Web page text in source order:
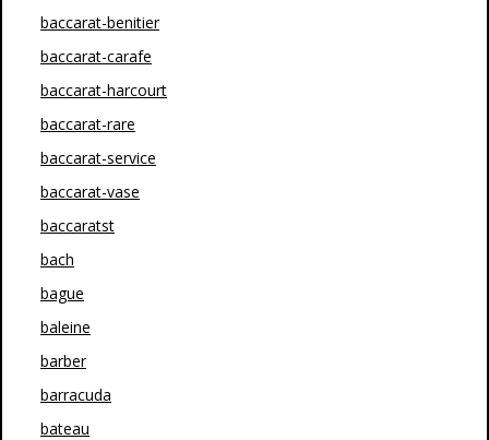
baccarat-benitier
baccarat-carafe
baccarat-harcourt
baccarat-rare
baccarat-service
baccarat-vase
baccaratst
bach
bague
baleine
barber
barracuda
bateau